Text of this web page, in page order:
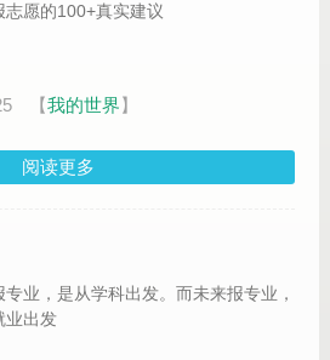
志愿的100+真实建议
【我的世界】
阅读更多
专业，是从学科出发。而未来报专业，
业出发